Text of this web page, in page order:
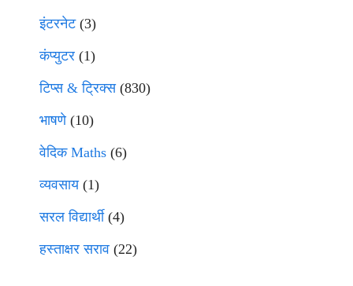
इंटरनेट(3)
कंप्युटर (1)
टिप्स & ट्रिक्स(830)
भाषणे(10)
वेदिक Maths (6)
व्यवसाय(1)
सरल विद्यार्थी(4)
हस्ताक्षर सराव (22)